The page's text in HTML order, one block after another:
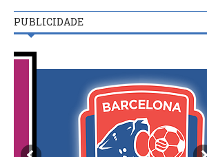
PUBLICIDADE